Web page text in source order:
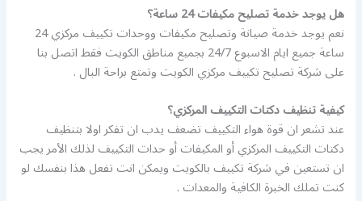
هل يوجد خدمة تصليح مكيفات 24 ساعة؟
نعم يوجد خدمة صيانة وتصليح مكيفات ووحدات تكييف مركزي 24
ساعة جميع ايام الاسبوع 24/7 بجميع مناطق الكويت فقط اتصل بنا
على شركة تصليح تكييف مركزي الكويت وتمتع براحة البال .
كيفية تنظيف دكتات التكييف المركزي؟
عند تشعر ان قوة هواء التكييف تضعف يدب ان تفكر اولا بتنظيف
دكتات التكييف المركزي أو المكيفات أو حدات التكييف لذلك الأمر يجب
ان تستعين في شركة تكييف بالكويت ويمكن انت تفعل هذا بنفسك لو
كنت تملك الخبرة الكافية والمعدات .